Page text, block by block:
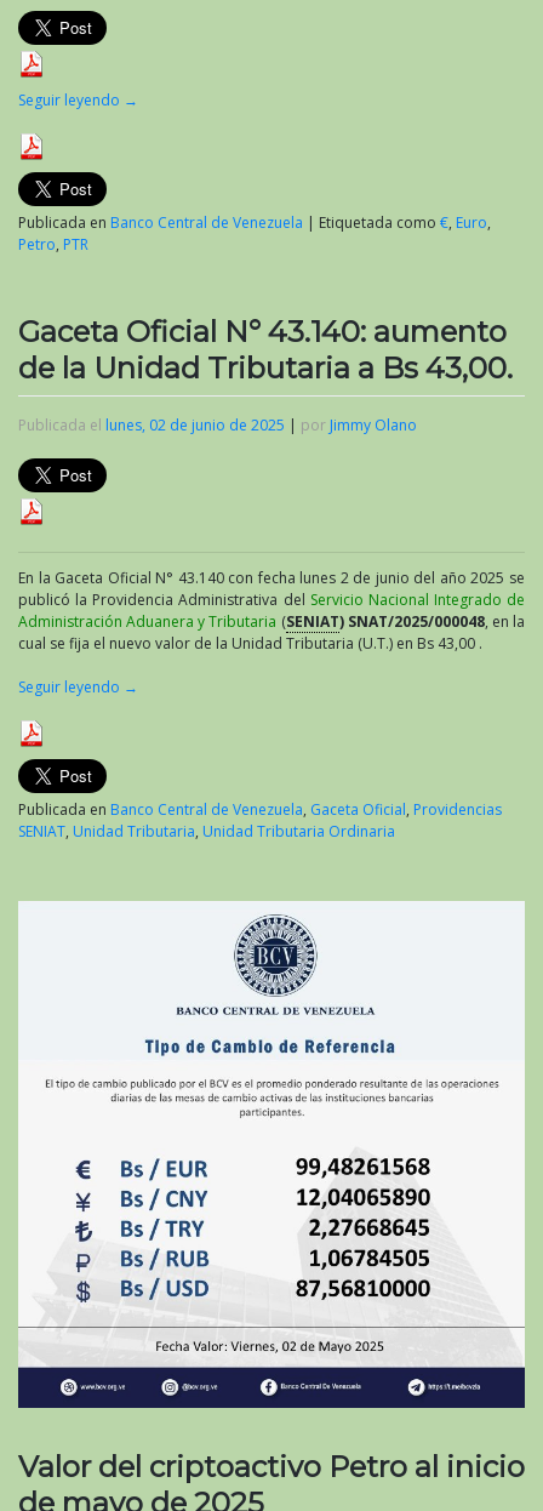
del
criptoactivo
inicio
de
2025
Seguir leyendo →
Publicada en Banco Central de Venezuela | Etiquetada como €, Euro,
Petro, PTR
Gaceta Oficial N° 43.140: aumento
de la Unidad Tributaria a Bs 43,00.
Publicada el lunes, 02 de junio de 2025 | por Jimmy Olano
En la Gaceta Oficial N° 43.140 con fecha lunes 2 de junio del año 2025 se
publicó la Providencia Administrativa del Servicio Nacional Integrado de
Administración Aduanera y Tributaria (SENIAT) SNAT/2025/000048, en la
cual se fija el nuevo valor de la Unidad Tributaria (U.T.) en Bs 43,00 .
Seguir leyendo →
Publicada en Banco Central de Venezuela, Gaceta Oficial, Providencias
SENIAT, Unidad Tributaria, Unidad Tributaria Ordinaria
Valor del criptoactivo Petro al inicio
de mayo de 2025